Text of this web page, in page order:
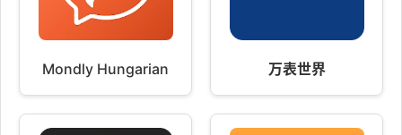
Mondly Hungarian 万表世界